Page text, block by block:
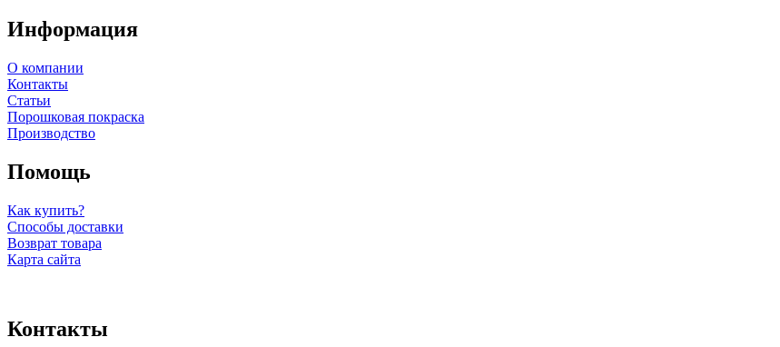
Информация
О компании
Контакты
Статьи
Порошковая покраска
Производство
Помощь
Как купить?
Способы доставки
Возврат товара
Карта сайта
Контакты